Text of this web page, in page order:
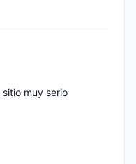
muy serio